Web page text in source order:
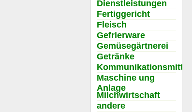
Dienstleistungen
Fertiggericht
Fleisch
Gefrierware
Gemüsegärtnerei
Getränke
Kommunikationsmittel
Maschine ung
Anlage
Milchwirtschaft
andere